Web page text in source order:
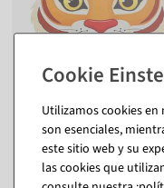
Colgante de exposición
"Tigre" anchura 80 cm
Disponible de inmediato
Utilizamos cookies
son esenciales,
este sitio web y su
las cookies que